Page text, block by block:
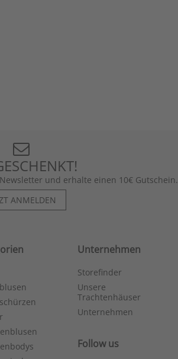
und erhalte einen 10€ Gutschein.
ANMELDEN
Unternehmen
Storefinder
Unsere
Trachtenhäuser
Unternehmen
Follow us